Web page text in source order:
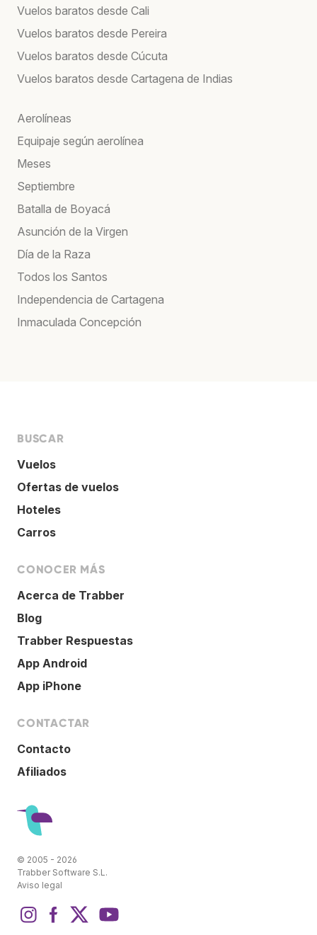
Vuelos baratos desde Cali
Vuelos baratos desde Pereira
Vuelos baratos desde Cúcuta
Vuelos baratos desde Cartagena de Indias
Aerolíneas
Equipaje según aerolínea
Meses
Septiembre
Batalla de Boyacá
Asunción de la Virgen
Día de la Raza
Todos los Santos
Independencia de Cartagena
Inmaculada Concepción
BUSCAR
Vuelos
Ofertas de vuelos
Hoteles
Carros
CONOCER MÁS
Acerca de Trabber
Blog
Trabber Respuestas
App Android
App iPhone
CONTACTAR
Contacto
Afiliados
© 2005 - 2026
Trabber Software S.L.
Aviso legal